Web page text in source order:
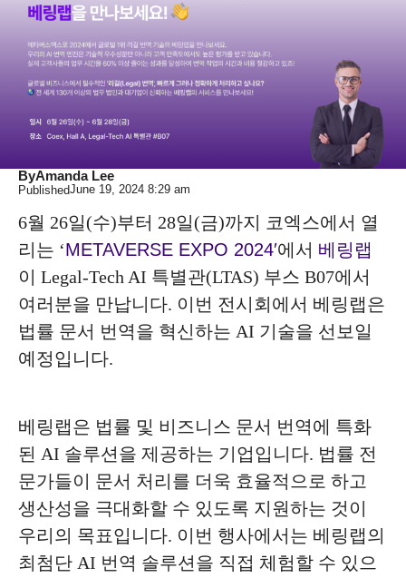
ByAmanda Lee
PublishedJune 19, 2024 8:29 am
6월 26일(수)부터 28일(금)까지 코엑스에서 열
리는 ‘METAVERSE EXPO 2024′에서 베링랩
이 Legal-Tech AI 특별관(LTAS) 부스 B07에서
여러분을 만납니다. 이번 전시회에서 베링랩은
법률 문서 번역을 혁신하는 AI 기술을 선보일
예정입니다.
베링랩은 법률 및 비즈니스 문서 번역에 특화
된 AI 솔루션을 제공하는 기업입니다. 법률 전
문가들이 문서 처리를 더욱 효율적으로 하고
생산성을 극대화할 수 있도록 지원하는 것이
우리의 목표입니다. 이번 행사에서는 베링랩의
최첨단 AI 번역 솔루션을 직접 체험할 수 있으